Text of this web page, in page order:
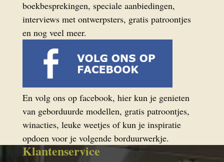
boekbesprekingen, speciale aanbiedingen,
interviews met ontwerpsters, gratis patroontjes
en nog veel meer.
En volg ons op facebook, hier kun je genieten
van geborduurde modellen, gratis patroontjes,
winacties, leuke weetjes of kun je inspiratie
opdoen voor je volgende borduurwerkje.
Klantenservice